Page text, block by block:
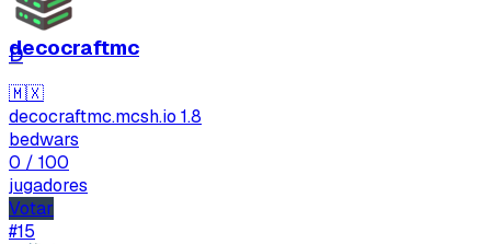
D
decocraftmc
🇲🇽
decocraftmc.mcsh.io 1.8
bedwars
0 / 100
jugadores
Votar
#15